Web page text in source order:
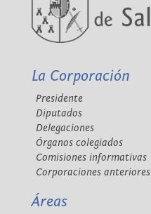
La Corporación
Presidente
Diputados
Delegaciones
Órganos colegiados
Comisiones informativas
Corporaciones anteriores
Áreas